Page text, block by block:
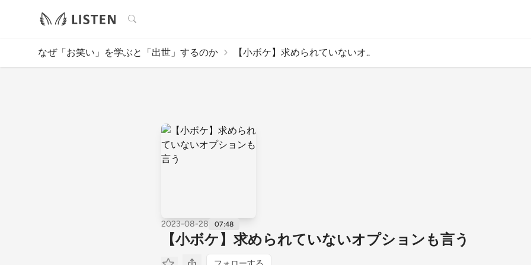
検索
なぜ「お笑い」を学ぶと「出世」するのか 【小ボケ】求められていないオ..
2023-08-28 07:48
【小ボケ】求められていないオプションも言う